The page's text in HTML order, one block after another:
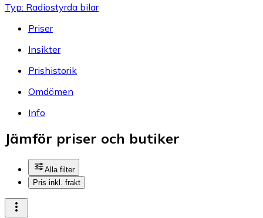
Typ: Radiostyrda bilar
Priser
Insikter
Prishistorik
Omdömen
Info
Jämför priser och butiker
Alla filter
Pris inkl. frakt